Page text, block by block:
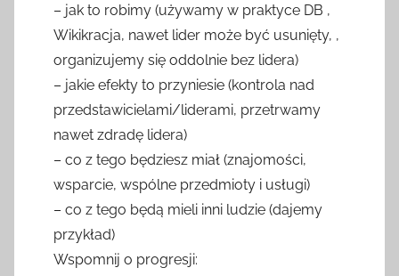
– jak to robimy (używamy w praktyce DB ,
Wikikracja, nawet lider może być usunięty, ,
organizujemy się oddolnie bez lidera)
– jakie efekty to przyniesie (kontrola nad
przedstawicielami/liderami, przetrwamy
nawet zdradę lidera)
– co z tego będziesz miał (znajomości,
wsparcie, wspólne przedmioty i usługi)
– co z tego będą mieli inni ludzie (dajemy
przykład)
Wspomnij o progresji: